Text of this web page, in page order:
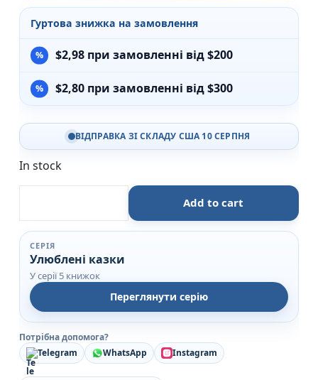
Гуртова знижка на замовлення
$2,98 при замовленні від $200
$2,80 при замовленні від $300
ВІДПРАВКА ЗІ СКЛАДУ США 10 СЕРПНЯ
In stock
Улюблена казка : Кіт у чоботях quantity
Add to cart
СЕРІЯ
Улюблені казки
У серії 5 книжок
Переглянути серію
Потрібна допомога?
Telegram
WhatsApp Instagram